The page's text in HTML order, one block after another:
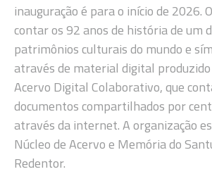
inauguração é para o início de 2026.
contar os 92 anos de história de um
patrimônios culturais do mundo e
através de material digital
Acervo Digital Colaborativo, que
documentos compartilhados por
através da internet. A organização
Núcleo de Acervo e Memória do
Redentor.